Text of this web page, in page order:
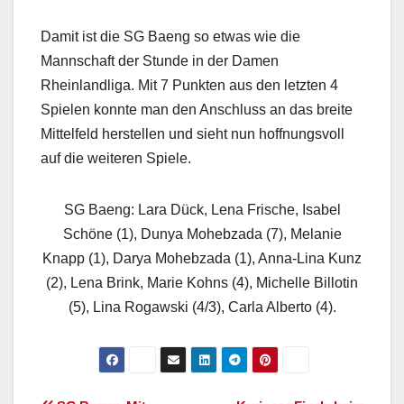
Damit ist die SG Baeng so etwas wie die
Mannschaft der Stunde in der Damen
Rheinlandliga. Mit 7 Punkten aus den letzten 4
Spielen konnte man den Anschluss an das breite
Mittelfeld herstellen und sieht nun hoffnungsvoll
auf die weiteren Spiele.
SG Baeng: Lara Dück, Lena Frische, Isabel
Schöne (1), Dunya Mohebzada (7), Melanie
Knapp (1), Darya Mohebzada (1), Anna-Lina Kunz
(2), Lena Brink, Marie Kohns (4), Michelle Billotin
(5), Lina Rogawski (4/3), Carla Alberto (4).